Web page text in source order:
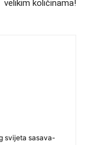
velikim količinama!
svijeta sasava-